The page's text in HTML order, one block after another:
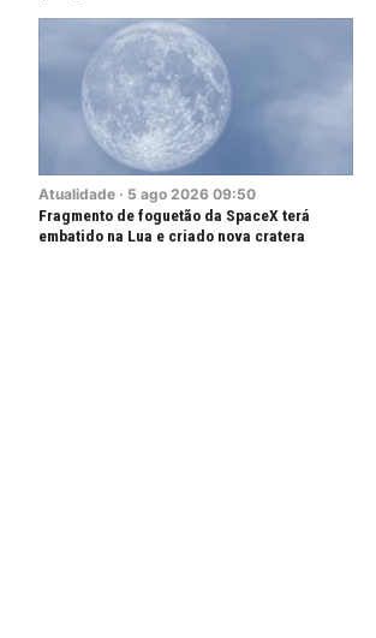
Atualidade · 5 ago 2026 09:50
Fragmento de foguetão da SpaceX terá
embatido na Lua e criado nova cratera